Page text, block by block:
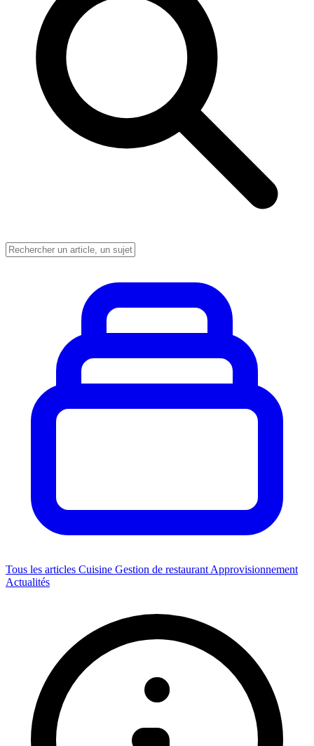
Tous les articles Cuisine Gestion de restaurant Approvisionnement
Actualités